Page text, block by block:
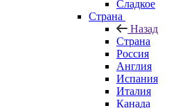
Сладкое
Страна
Назад
Страна
Россия
Англия
Испания
Италия
Канада